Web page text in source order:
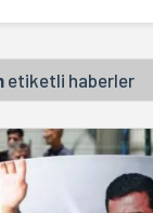
etiketli haberler